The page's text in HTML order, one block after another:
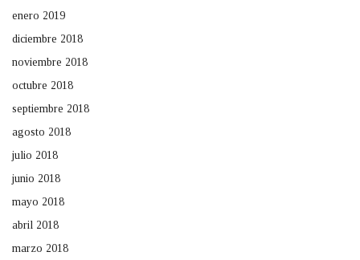
enero 2019
diciembre 2018
noviembre 2018
octubre 2018
septiembre 2018
agosto 2018
julio 2018
junio 2018
mayo 2018
abril 2018
marzo 2018